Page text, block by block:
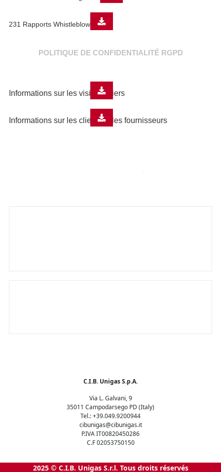
231 Rapports Whistleblowing
POLITIQUE DE CONFIDENTIALITÉ RGPD
Informations sur les visiteurs tiers
Informations sur les clients et les fournisseurs
C.I.B. Unigas S.p.A.
Via L. Galvani, 9
35011 Campodarsego PD (Italy)
Tel.: +39.049.9200944
cibunigas@cibunigas.it
P.IVA IT00820450286
C.F 02053750150
2025 © C.I.B. Unigas S.r.l. Tous droits réservés